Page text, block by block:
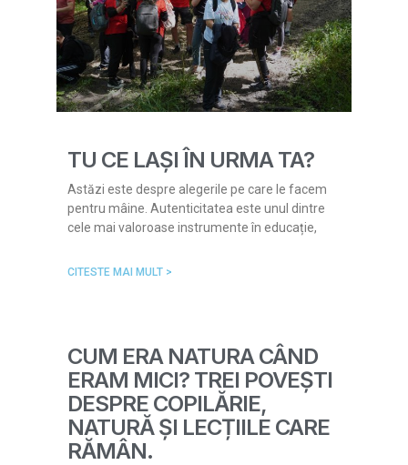
TU CE LAȘI ÎN URMA TA?
Astăzi este despre alegerile pe care le facem
pentru mâine. Autenticitatea este unul dintre
cele mai valoroase instrumente în educație,
CITESTE MAI MULT >
CUM ERA NATURA CÂND
ERAM MICI? TREI POVEȘTI
DESPRE COPILĂRIE,
NATURĂ ȘI LECȚIILE CARE
RĂMÂN.